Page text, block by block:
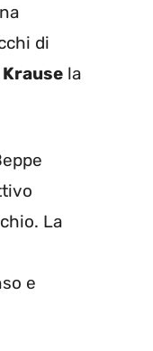
di
Krause la
La
e